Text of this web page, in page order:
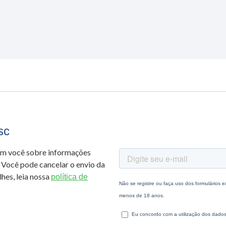
você sobre informações
pode cancelar o envio da
leia nossa política de